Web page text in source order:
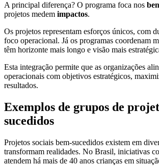
A principal diferença? O programa foca nos
projetos medem impactos.
Os projetos representam esforços únicos, com
foco operacional. Já os programas coordenam
têm horizonte mais longo e visão mais
Esta integração permite que as organizações
operacionais com objetivos estratégicos,
resultados.
Exemplos de grupos de
sucedidos
Projetos sociais bem-sucedidos existem em
transformam realidades. No Brasil, iniciativas
atendem há mais de 40 anos crianças em